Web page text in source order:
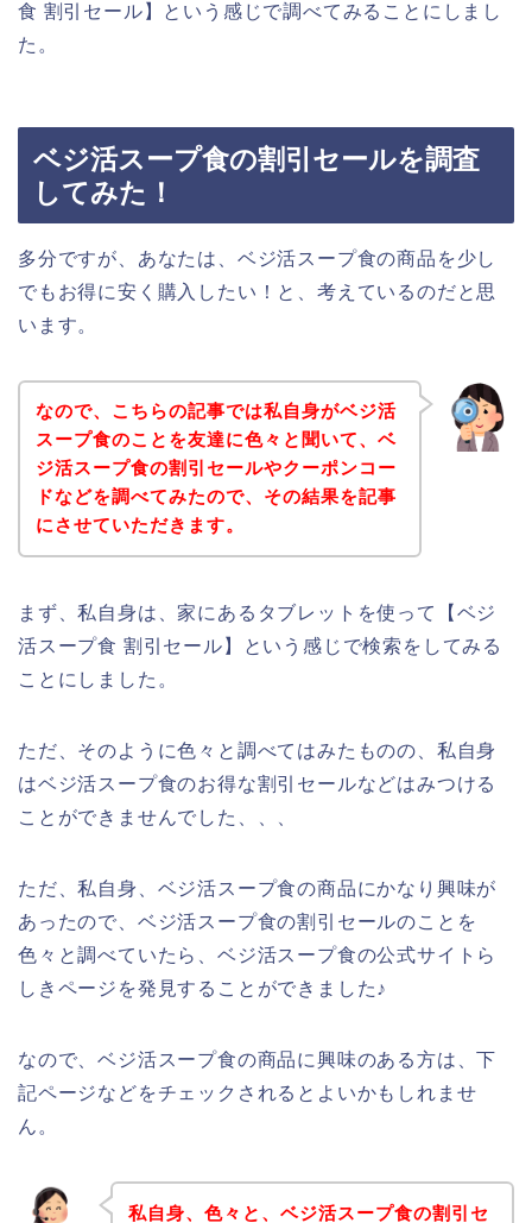
食 割引セール】という感じで調べてみることにしまし
た。
ベジ活スープ食の割引セールを調査
してみた！
多分ですが、あなたは、ベジ活スープ食の商品を少し
でもお得に安く購入したい！と、考えているのだと思
います。
なので、こちらの記事では私自身がベジ活
スープ食のことを友達に色々と聞いて、ベ
ジ活スープ食の割引セールやクーポンコー
ドなどを調べてみたので、その結果を記事
にさせていただきます。
まず、私自身は、家にあるタブレットを使って【ベジ
活スープ食 割引セール】という感じで検索をしてみる
ことにしました。
ただ、そのように色々と調べてはみたものの、私自身
はベジ活スープ食のお得な割引セールなどはみつける
ことができませんでした、、、
ただ、私自身、ベジ活スープ食の商品にかなり興味が
あったので、ベジ活スープ食の割引セールのことを
色々と調べていたら、ベジ活スープ食の公式サイトら
しきページを発見することができました♪
なので、ベジ活スープ食の商品に興味のある方は、下
記ページなどをチェックされるとよいかもしれませ
ん。
私自身、色々と、ベジ活スープ食の割引セ